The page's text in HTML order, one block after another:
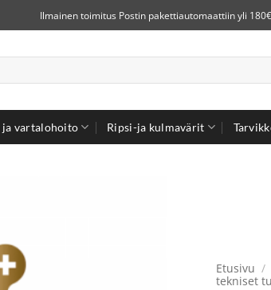
Ilmainen toimitus Postin pakettiautomaattiin yli
ja vartalohoito Ripsi-ja kulmavärit
Etusivu /
tekniset